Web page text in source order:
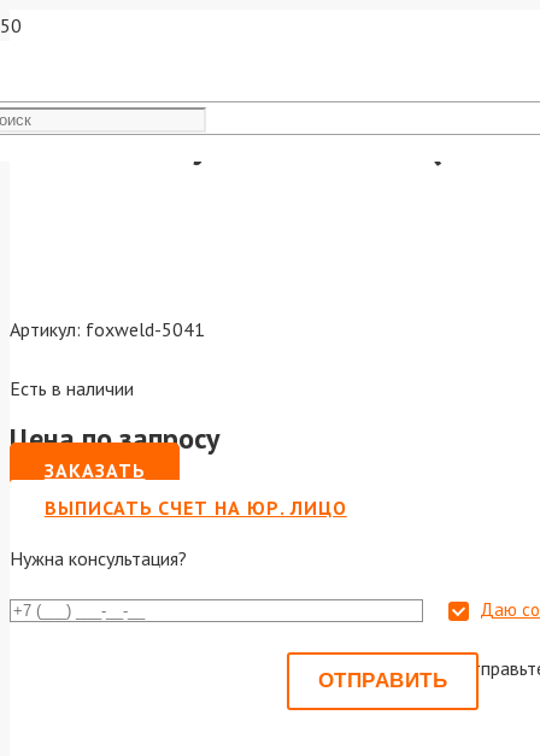
FoxWeld Гусак MIG-24
Артикул: foxweld-5041
Есть в наличии
Цена по запросу
ЗАКАЗАТЬ
ВЫПИСАТЬ СЧЕТ НА ЮР. ЛИЦО
Нужна консультация?
Даю
Или